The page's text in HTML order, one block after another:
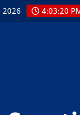
2026 4:03:21